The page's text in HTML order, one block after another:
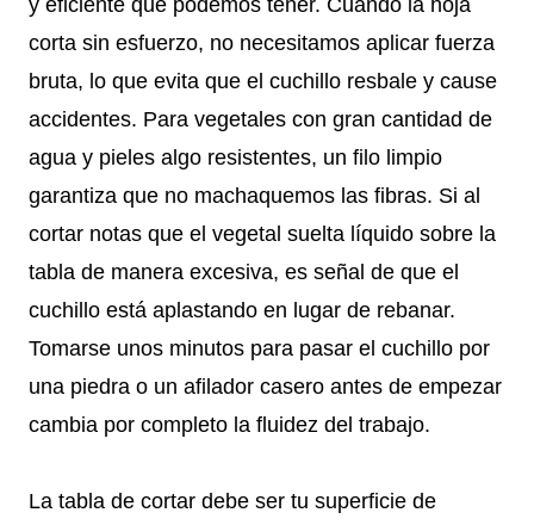
corta sin esfuerzo, no necesitamos aplicar fuerza
bruta, lo que evita que el cuchillo resbale y cause
accidentes. Para vegetales con gran cantidad de
agua y pieles algo resistentes, un filo limpio
garantiza que no machaquemos las fibras. Si al
cortar notas que el vegetal suelta líquido sobre la
tabla de manera excesiva, es señal de que el
cuchillo está aplastando en lugar de rebanar.
Tomarse unos minutos para pasar el cuchillo por
una piedra o un afilador casero antes de empezar
cambia por completo la fluidez del trabajo.
La tabla de cortar debe ser tu superficie de